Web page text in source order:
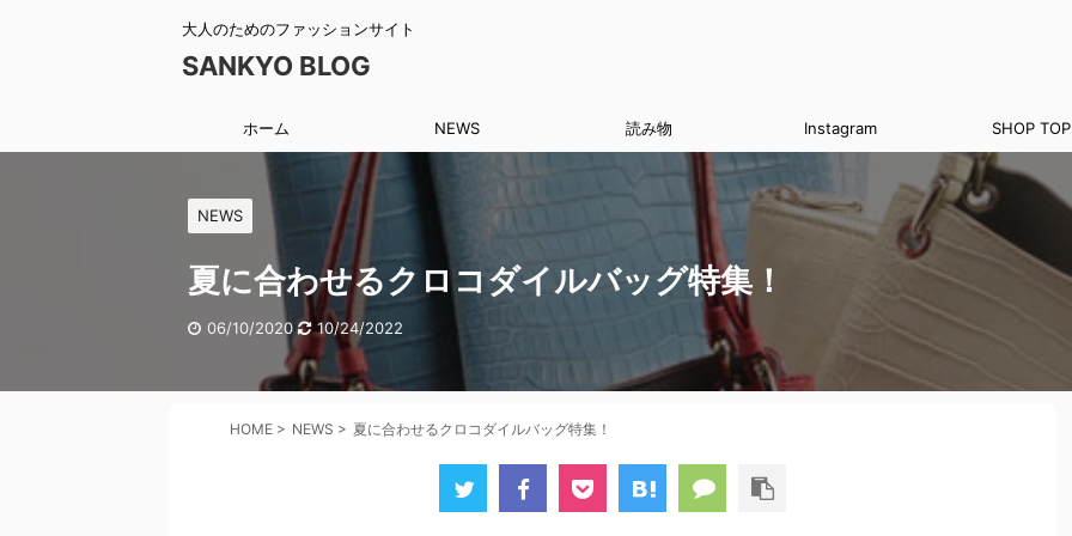
大人のためのファッションサイト
SANKYO BLOG
ホーム NEWS 読み物 Instagram SHOP TOP
NEWS
夏に合わせるクロコダイルバッグ特集！
06/10/2020 10/24/2022
HOME > NEWS > 夏に合わせるクロコダイルバッグ特集！